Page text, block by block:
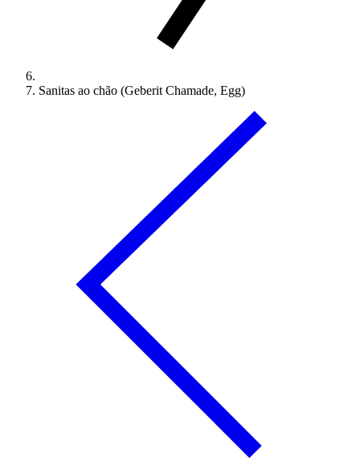
Sanitas ao chão (Geberit Chamade, Egg)